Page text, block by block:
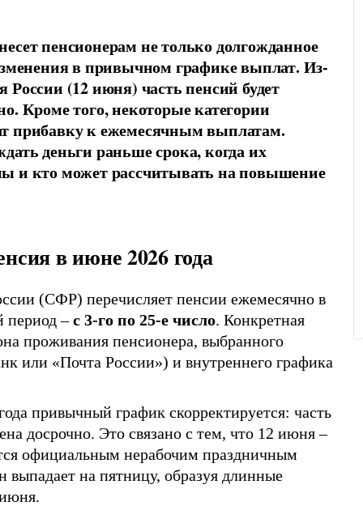
пенсионерам не только долгожданное
в привычном графике выплат. Из-
России (12 июня) часть пенсий будет
Кроме того, некоторые категории
прибавку к ежемесячным выплатам.
деньги раньше срока, когда их
и кто может рассчитывать на повышение
в июне 2026 года
(СФР) перечисляет пенсии ежемесячно в
период –с 3-го по 25-е число. Конкретная
проживания пенсионера, выбранного
или «Почта России») и внутреннего графика
привычный график скорректируется: часть
досрочно. Это связано с тем, что 12 июня –
официальным нерабочим праздничным
выпадает на пятницу, образуя длинные